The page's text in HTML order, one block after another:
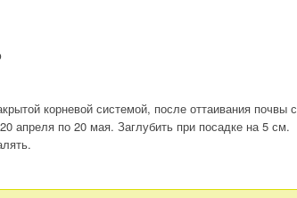
корневой системой, после оттаивания почвы с
апреля по 20 мая. Заглубить при посадке на 5 см.